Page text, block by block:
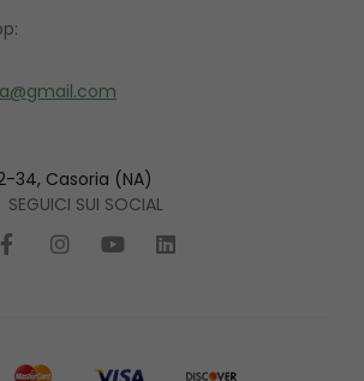
34, Casoria (NA)
SEGUICI SUI SOCIAL